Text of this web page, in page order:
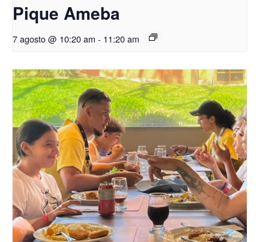
Pique Ameba
7 agosto @ 10:20 am - 11:20 am